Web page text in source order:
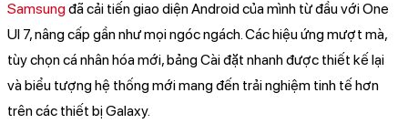
Samsungđã cải tiến giao diện Android của mình từ đầu với One
UI 7, nâng cấp gần như mọi ngóc ngách. Các hiệu ứng mượt mà,
tùy chọn cá nhân hóa mới, bảng Cài đặt nhanh được thiết kế lại
và biểu tượng hệ thống mới mang đến trải nghiệm tinh tế hơn
trên các thiết bị Galaxy.